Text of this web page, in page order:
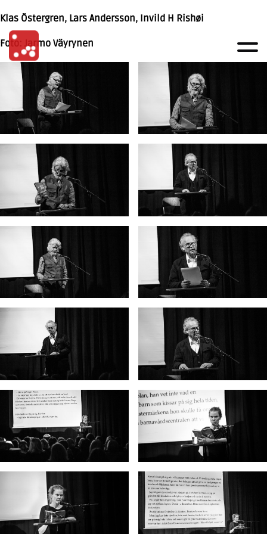
Klas Östergren, Lars Andersson, Invild H Rishøi
Foto: Jarmo Väyrynen